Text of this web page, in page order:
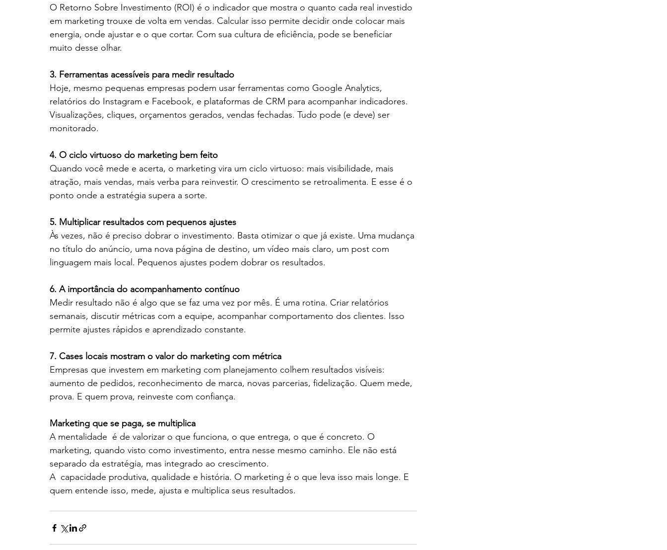
O Retorno Sobre Investimento (ROI) é o indicador que mostra o quanto cada real investido
em marketing trouxe de volta em vendas. Calcular isso permite decidir onde colocar mais
energia, onde ajustar e o que cortar. Com sua cultura de eficiência, pode se beneficiar
muito desse olhar.
3. Ferramentas acessíveis para medir resultado
Hoje, mesmo pequenas empresas podem usar ferramentas como Google Analytics,
relatórios do Instagram e Facebook, e plataformas de CRM para acompanhar indicadores.
Visualizações, cliques, orçamentos gerados, vendas fechadas. Tudo pode (e deve) ser
monitorado.
4. O ciclo virtuoso do marketing bem feito
Quando você mede e acerta, o marketing vira um ciclo virtuoso: mais visibilidade, mais
atração, mais vendas, mais verba para reinvestir. O crescimento se retroalimenta. E esse é o
ponto onde a estratégia supera a sorte.
5. Multiplicar resultados com pequenos ajustes
Às vezes, não é preciso dobrar o investimento. Basta otimizar o que já existe. Uma mudança
no título do anúncio, uma nova página de destino, um vídeo mais claro, um post com
linguagem mais local. Pequenos ajustes podem dobrar os resultados.
6. A importância do acompanhamento contínuo
Medir resultado não é algo que se faz uma vez por mês. É uma rotina. Criar relatórios
semanais, discutir métricas com a equipe, acompanhar comportamento dos clientes. Isso
permite ajustes rápidos e aprendizado constante.
7. Cases locais mostram o valor do marketing com métrica
Empresas que investem em marketing com planejamento colhem resultados visíveis:
aumento de pedidos, reconhecimento de marca, novas parcerias, fidelização. Quem mede,
prova. E quem prova, reinveste com confiança.
Marketing que se paga, se multiplica
A mentalidade  é de valorizar o que funciona, o que entrega, o que é concreto. O
marketing, quando visto como investimento, entra nesse mesmo caminho. Ele não está
separado da estratégia, mas integrado ao crescimento.
A  capacidade produtiva, qualidade e história. O marketing é o que leva isso mais longe. E
quem entende isso, mede, ajusta e multiplica seus resultados.